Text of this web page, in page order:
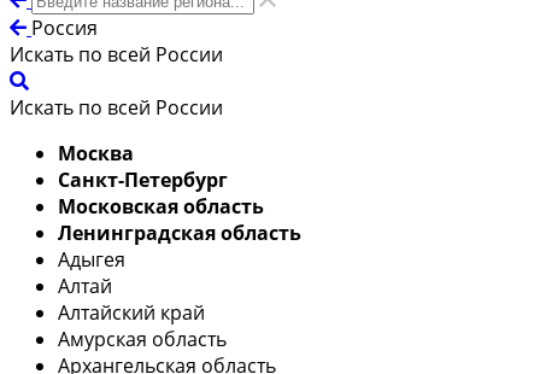
Россия
Искать по всей России
Искать по всей России
Москва
Санкт-Петербург
Московская область
Ленинградская область
Адыгея
Алтай
Алтайский край
Амурская область
Архангельская область